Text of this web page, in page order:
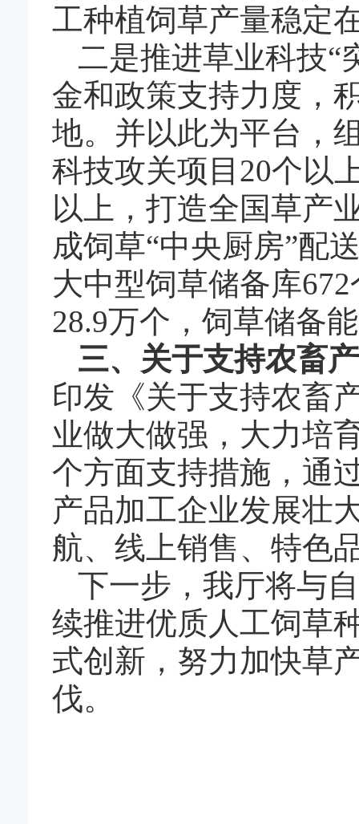
工种植饲草产量稳定
二是推进草业科技“
金和政策支持力度，
地。并以此为平台，
科技攻关项目20个以
以上，打造全国草产
成饲草“中央厨房”配
大中型饲草储备库
28.9万个，饲草储备
三、关于支持农畜
印发《关于支持农畜
业做大做强，大力培
个方面支持措施，通
产品加工企业发展壮
航、线上销售、特色
下一步，我厅将与
续推进优质人工饲草
式创新，努力加快草
伐。